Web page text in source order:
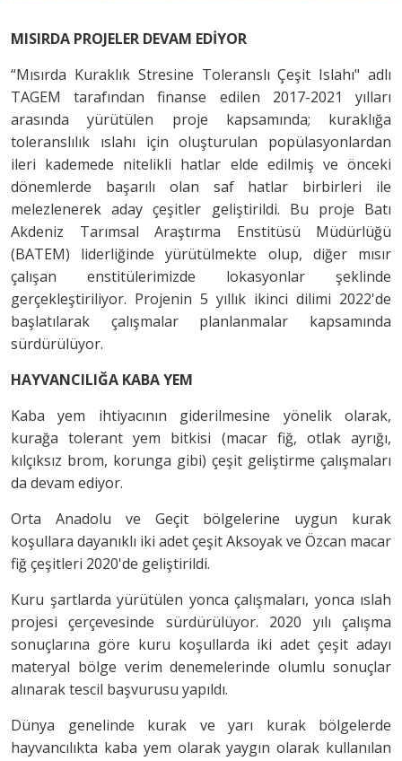
MISIRDA PROJELER DEVAM EDİYOR
“Mısırda Kuraklık Stresine Toleranslı Çeşit Islahı" adlı
TAGEM tarafından finanse edilen 2017-2021 yılları
arasında yürütülen proje kapsamında; kuraklığa
toleranslılık ıslahı için oluşturulan popülasyonlardan
ileri kademede nitelikli hatlar elde edilmiş ve önceki
dönemlerde başarılı olan saf hatlar birbirleri ile
melezlenerek aday çeşitler geliştirildi. Bu proje Batı
Akdeniz Tarımsal Araştırma Enstitüsü Müdürlüğü
(BATEM) liderliğinde yürütülmekte olup, diğer mısır
çalışan enstitülerimizde lokasyonlar şeklinde
gerçekleştiriliyor. Projenin 5 yıllık ikinci dilimi 2022'de
başlatılarak çalışmalar planlanmalar kapsamında
sürdürülüyor.
HAYVANCILIĞA KABA YEM
Kaba yem ihtiyacının giderilmesine yönelik olarak,
kurağa tolerant yem bitkisi (macar fiğ, otlak ayrığı,
kılçıksız brom, korunga gibi) çeşit geliştirme çalışmaları
da devam ediyor.
Orta Anadolu ve Geçit bölgelerine uygun kurak
koşullara dayanıklı iki adet çeşit Aksoyak ve Özcan macar
fiğ çeşitleri 2020'de geliştirildi.
Kuru şartlarda yürütülen yonca çalışmaları, yonca ıslah
projesi çerçevesinde sürdürülüyor. 2020 yılı çalışma
sonuçlarına göre kuru koşullarda iki adet çeşit adayı
materyal bölge verim denemelerinde olumlu sonuçlar
alınarak tescil başvurusu yapıldı.
Dünya genelinde kurak ve yarı kurak bölgelerde
hayvancılıkta kaba yem olarak yaygın olarak kullanılan